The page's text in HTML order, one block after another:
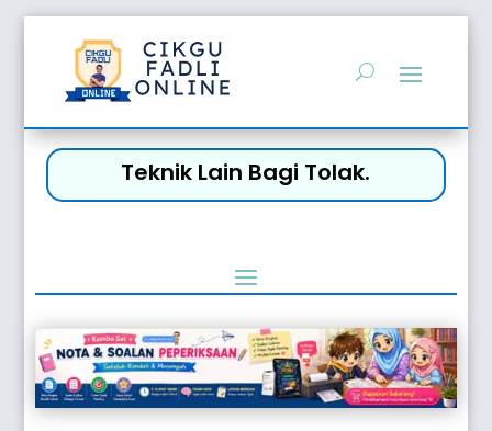
Teknik Lain Bagi Tolak.